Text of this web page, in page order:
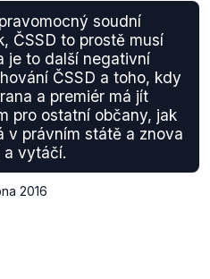
ten druhý nemá šanci
spravedlivé. Použili
někoho, kdo se nemohl
své vyjádření na
Ovšem
kdy tvrdí, že Česká
a povolila politickou
a není tak jasné, jak by
umělců vyjma
přirozeně ani
kdy by Česká televize
zpěvačka vystoupí a
soudní
ČSSD to prostě musí
je to další negativní
ČSSD a toho, kdy
a premiér má jít
pro ostatní občany, jak
v právním státě a znova
a vytáčí.
2016